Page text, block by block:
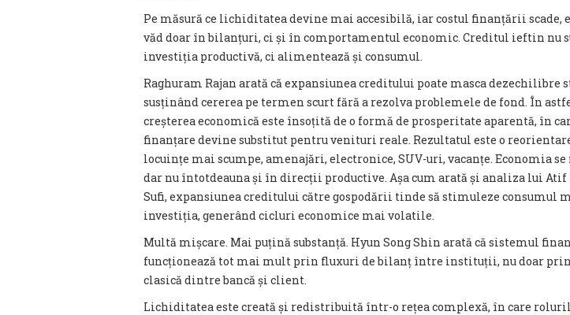
Pe măsură ce lichiditatea devine mai accesibilă, iar costul finanțării scade,
văd doar în bilanțuri, ci și în comportamentul economic. Creditul ieftin nu
investiția productivă, ci alimentează și consumul.
Raghuram Rajan arată că expansiunea creditului poate masca dezechilibre
susținând cererea pe termen scurt fără a rezolva problemele de fond. În
creșterea economică este însoțită de o formă de prosperitate aparentă, în
finanțare devine substitut pentru venituri reale. Rezultatul este o
locuințe mai scumpe, amenajări, electronice, SUV-uri, vacanțe. Economia
dar nu întotdeauna și în direcții productive. Așa cum arată și analiza lui
Sufi, expansiunea creditului către gospodării tinde să stimuleze consumul
investiția, generând cicluri economice mai volatile.
Multă mișcare. Mai puțină substanță. Hyun Song Shin arată că sistemul
funcționează tot mai mult prin fluxuri de bilanț între instituții, nu doar
clasică dintre bancă și client.
Lichiditatea este creată și redistribuită într-o rețea complexă, în care